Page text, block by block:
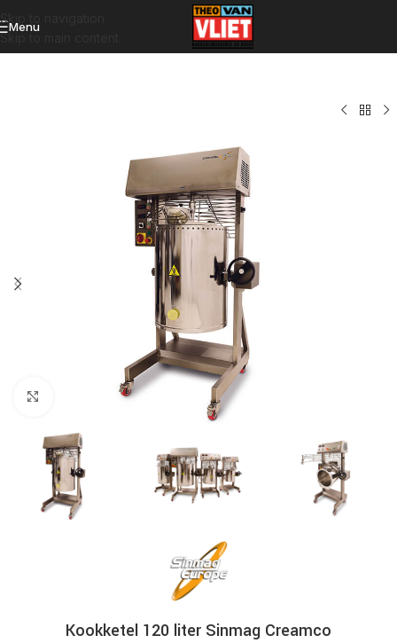
Skip to navigation
Skip to main content
Menu
Click to enlarge
Kookketel 120 liter Sinmag Creamco